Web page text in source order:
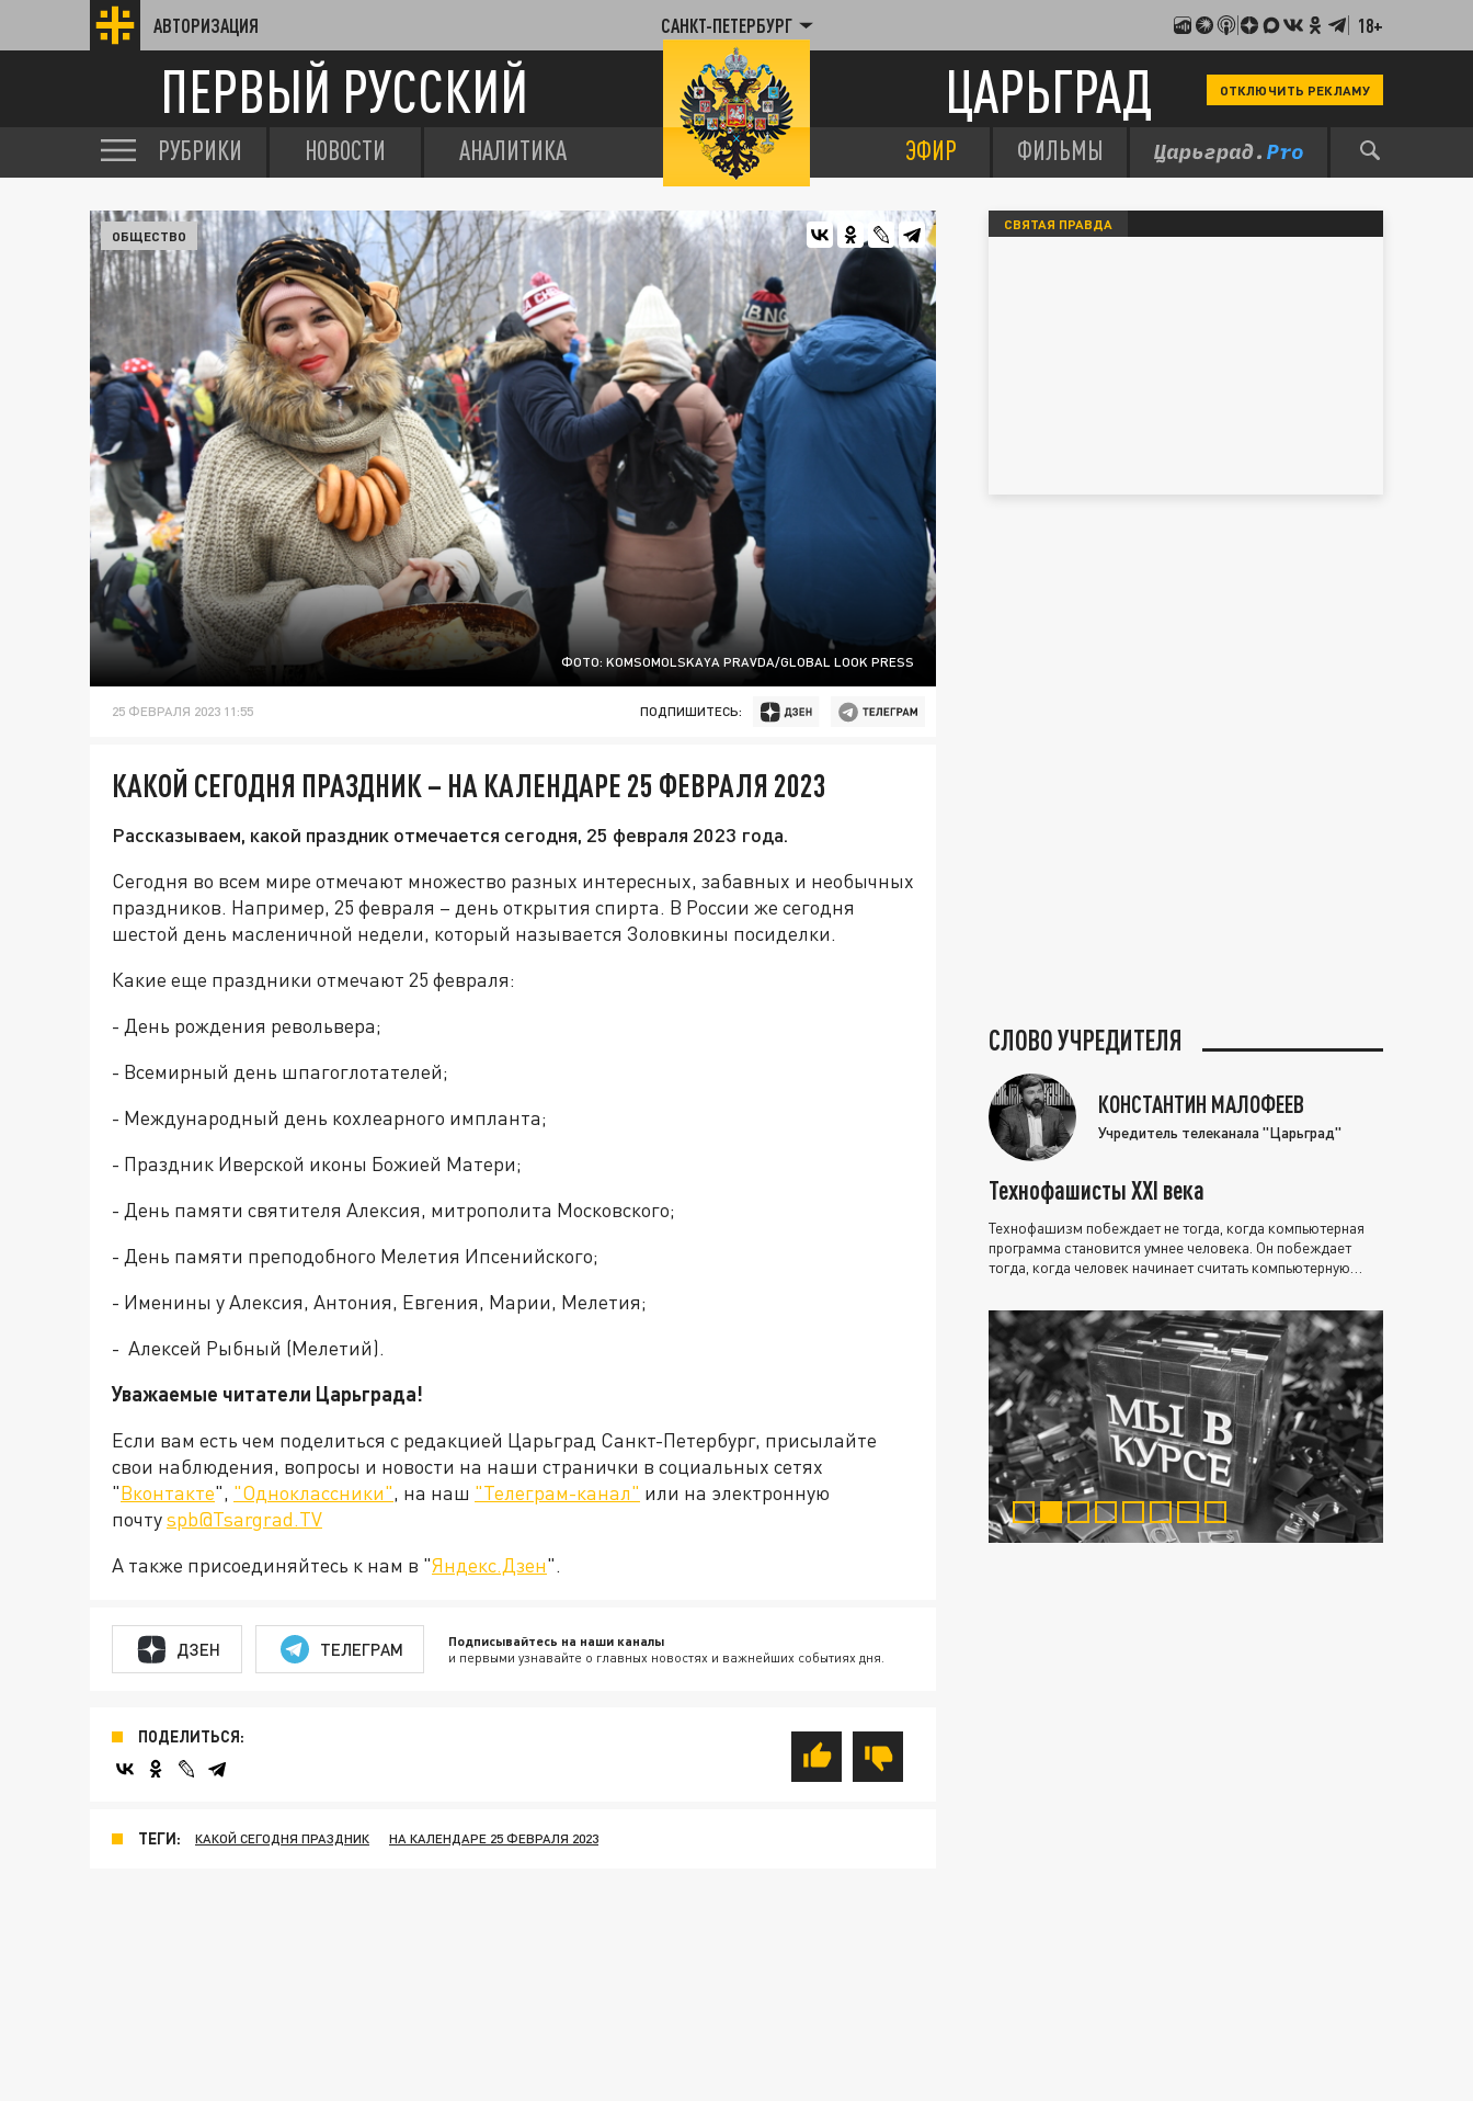
АВТОРИЗАЦИЯ САНКТ-ПЕТЕРБУРГ 18+
ПЕРВЫЙ РУССКИЙ ЦАРЬГРАД ОТКЛЮЧИТЬ РЕКЛАМУ
РУБРИКИ НОВОСТИ АНАЛИТИКА ЭФИР ФИЛЬМЫ
ФОТО: KOMSOMOLSKAYA PRAVDA/GLOBAL LOOK PRESS
ОБЩЕСТВО
25 ФЕВРАЛЯ 2023 11:55 ПОДПИШИТЕСЬ:
КАКОЙ СЕГОДНЯ ПРАЗДНИК – НА КАЛЕНДАРЕ 25 ФЕВРАЛЯ 2023
Рассказываем, какой праздник отмечается сегодня, 25 февраля 2023 года.
Сегодня во всем мире отмечают множество разных интересных, забавных и необычных
праздников. Например, 25 февраля – день открытия спирта. В России же сегодня
шестой день масленичной недели, который называется Золовкины посиделки.
Какие еще праздники отмечают 25 февраля:
- День рождения револьвера;
- Всемирный день шпагоглотателей;
- Международный день кохлеарного импланта;
- Праздник Иверской иконы Божией Матери;
- День памяти святителя Алексия, митрополита Московского;
- День памяти преподобного Мелетия Ипсенийского;
- Именины у Алексия, Антония, Евгения, Марии, Мелетия;
- Алексей Рыбный (Мелетий).
Уважаемые читатели Царьграда!
Если вам есть чем поделиться с редакцией Царьград Санкт-Петербург, присылайте
свои наблюдения, вопросы и новости на наши странички в социальных сетях
"Вконтакте", "Одноклассники", на наш "Телеграм-канал" или на электронную
почтуspb@Tsargrad.TV
А также присоединяйтесь к нам в "Яндекс.Дзен".
ДЗЕН ТЕЛЕГРАМ Подписывайтесь на наши каналы
и первыми узнавайте о главных новостях и важнейших событиях дня.
ПОДЕЛИТЬСЯ:
ТЕГИ: КАКОЙ СЕГОДНЯ ПРАЗДНИК НА КАЛЕНДАРЕ 25 ФЕВРАЛЯ 2023
СВЯТАЯ ПРАВДА
СЛОВО УЧРЕДИТЕЛЯ
КОНСТАНТИН МАЛОФЕЕВ
Учредитель телеканала "Царьград"
Технофашисты XXI века
Технофашизм побеждает не тогда, когда компьютерная
программа становится умнее человека. Он побеждает
тогда, когда человек начинает считать компьютерную